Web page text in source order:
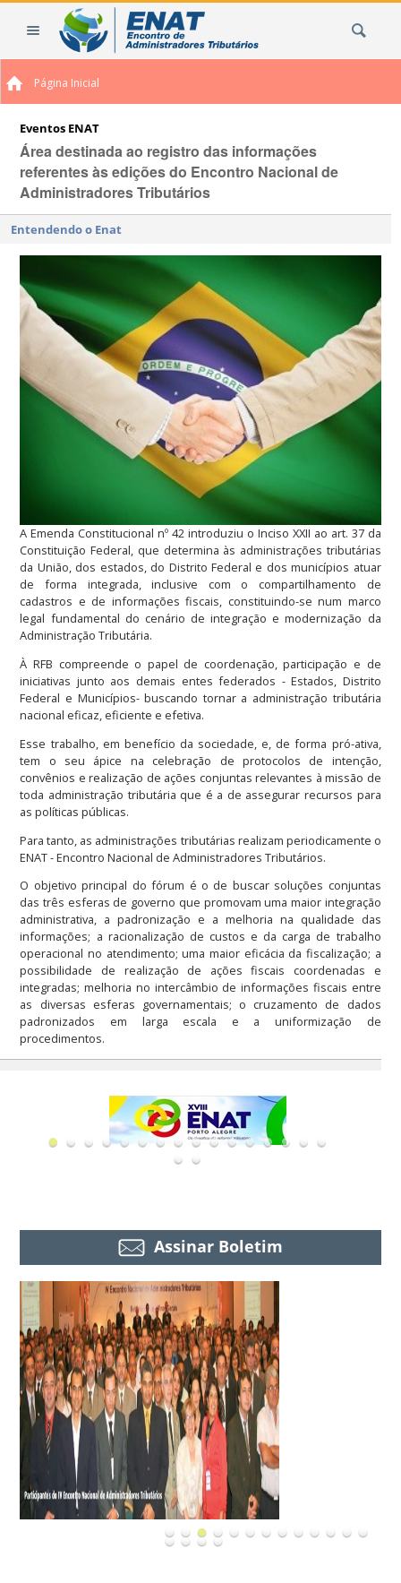
Página Inicial
Eventos ENAT
Área destinada ao registro das informações
referentes às edições do Encontro Nacional de
Administradores Tributários
Entendendo o Enat
A Emenda Constitucional nº 42 introduziu o Inciso XXII ao art. 37 da
Constituição Federal, que determina às administrações tributárias
da União, dos estados, do Distrito Federal e dos municípios atuar
de forma integrada, inclusive com o compartilhamento de
cadastros e de informações fiscais, constituindo-se num marco
legal fundamental do cenário de integração e modernização da
Administração Tributária.
À RFB compreende o papel de coordenação, participação e de
iniciativas junto aos demais entes federados - Estados, Distrito
Federal e Municípios- buscando tornar a administração tributária
nacional eficaz, eficiente e efetiva.
Esse trabalho, em benefício da sociedade, e, de forma pró-ativa,
tem o seu ápice na celebração de protocolos de intenção,
convênios e realização de ações conjuntas relevantes à missão de
toda administração tributária que é a de assegurar recursos para
as políticas públicas.
Para tanto, as administrações tributárias realizam periodicamente o
ENAT - Encontro Nacional de Administradores Tributários.
O objetivo principal do fórum é o de buscar soluções conjuntas
das três esferas de governo que promovam uma maior integração
administrativa, a padronização e a melhoria na qualidade das
informações; a racionalização de custos e da carga de trabalho
operacional no atendimento; uma maior eficácia da fiscalização; a
possibilidade de realização de ações fiscais coordenadas e
integradas; melhoria no intercâmbio de informações fiscais entre
as diversas esferas governamentais; o cruzamento de dados
padronizados em larga escala e a uniformização de
procedimentos.
Assinar Boletim